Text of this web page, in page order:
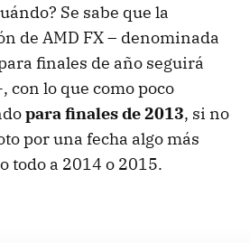
Se sabe que la
de AMD FX – denominada
finales de año seguirá
con lo que como poco
para finales de 2013, si no
por una fecha algo más
todo a 2014 o 2015.